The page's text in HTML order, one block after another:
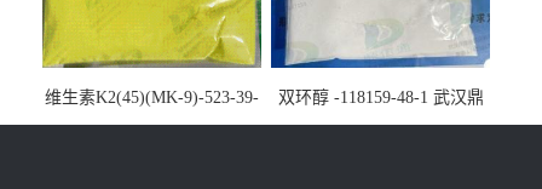
维生素K2(45)(MK-9)-523-39-
7-武汉鼎信通药业大量现货供
双环醇 -118159-48-1 武汉鼎
信通药业大量现货供应